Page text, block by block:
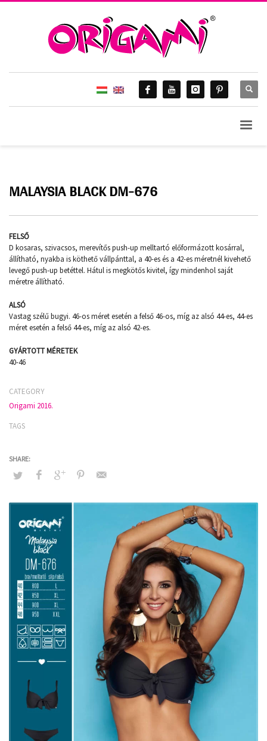
MALAYSIA BLACK DM-676
FELSŐ
D kosaras, szivacsos, merevítős push-up melltartó előformázott kosárral,
állítható, nyakba is köthető vállpánttal, a 40-es és a 42-es méretnél kivehető
levegő push-up betéttel. Hátul is megkötős kivitel, így mindenhol saját
méretre állítható.
ALSÓ
Vastag szélű bugyi. 46-os méret esetén a felső 46-os, míg az alsó 44-es, 44-es
méret esetén a felső 44-es, míg az alsó 42-es.
GYÁRTOTT MÉRETEK
40-46
CATEGORY
Origami 2016.
TAGS